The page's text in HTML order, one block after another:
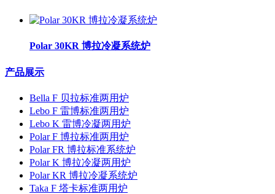
Polar 30KR 博拉冷凝系统炉
产品展示
Bella F 贝拉标准两用炉
Lebo F 雷博标准两用炉
Lebo K 雷博冷凝两用炉
Polar F 博拉标准两用炉
Polar FR 博拉标准系统炉
Polar K 博拉冷凝两用炉
Polar KR 博拉冷凝系统炉
Taka F 塔卡标准两用炉